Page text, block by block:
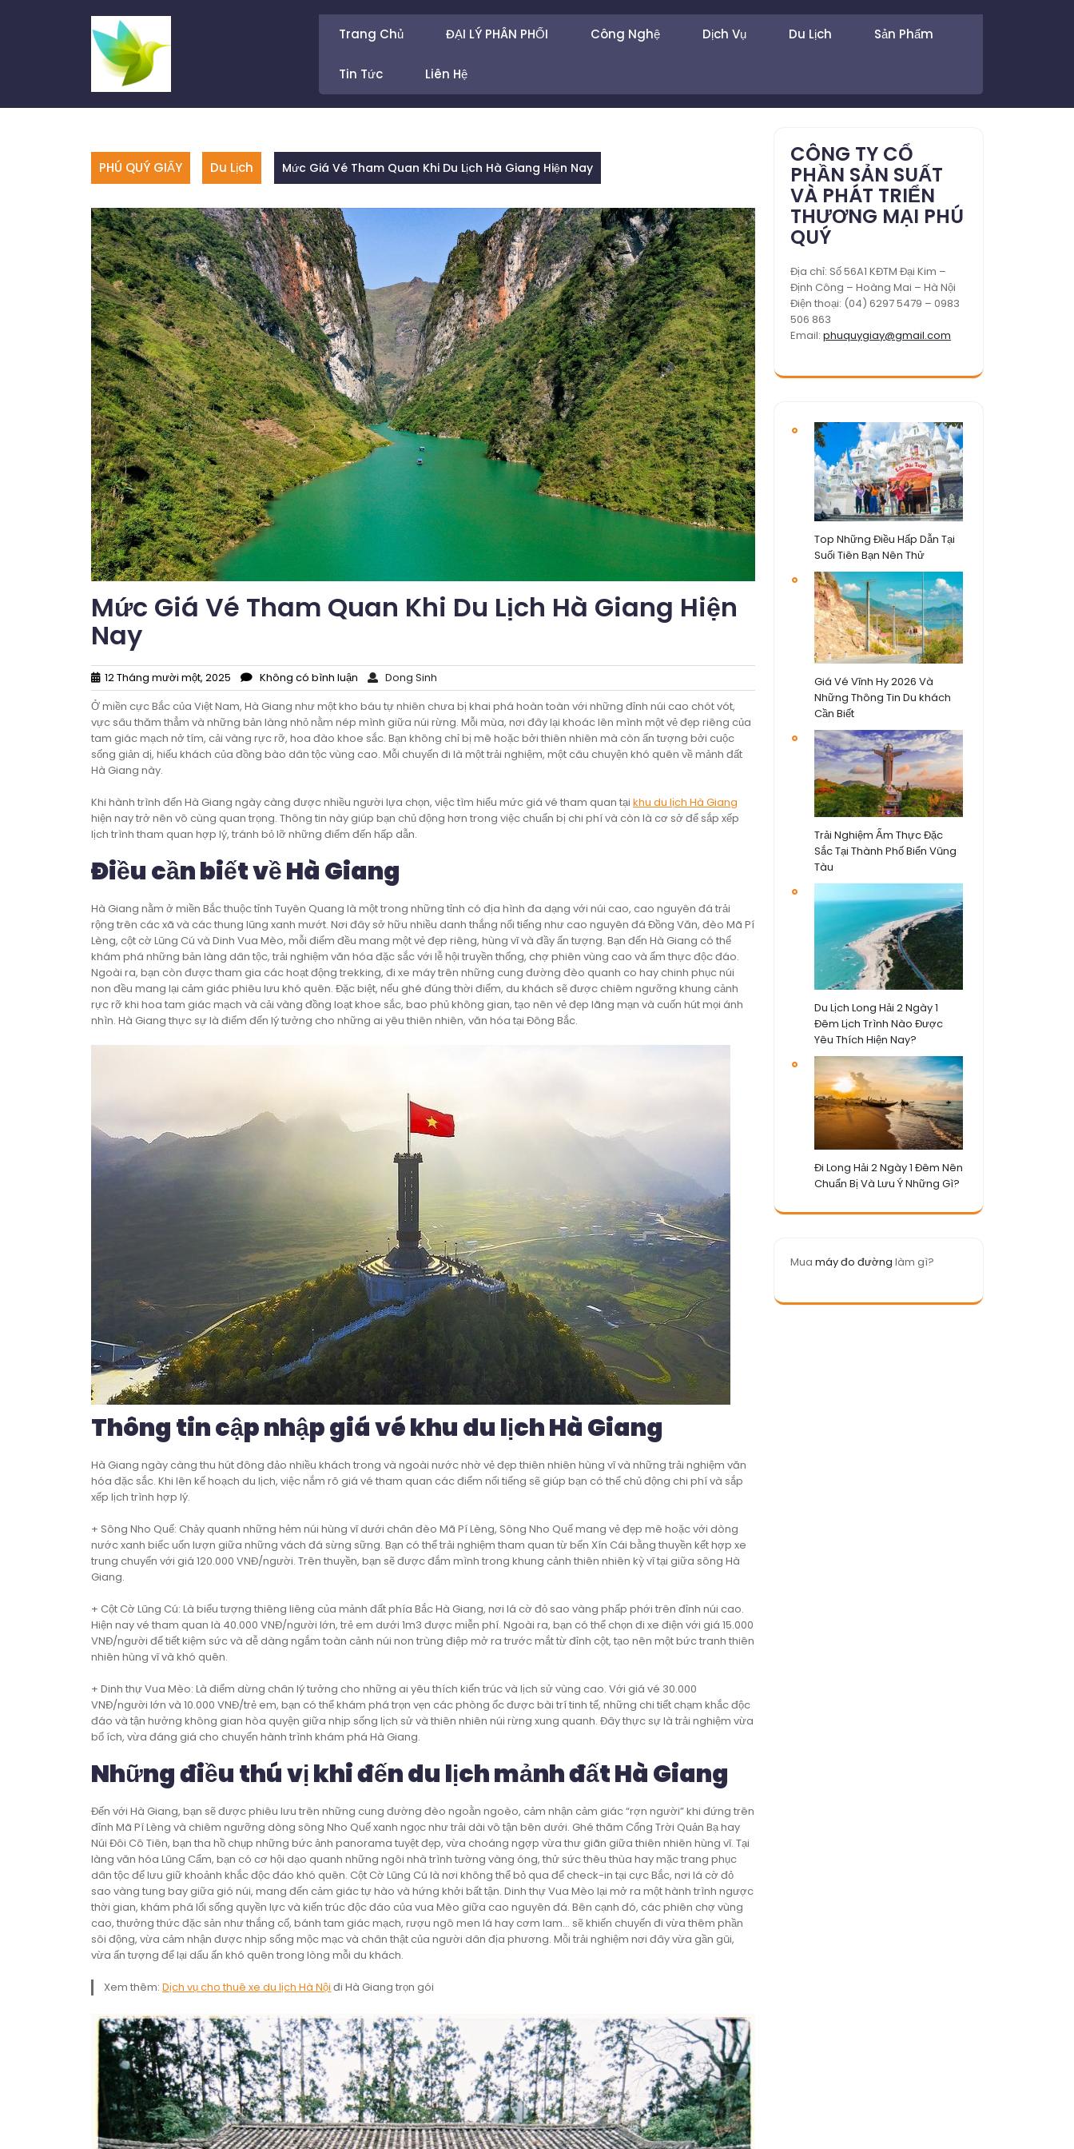
Trang Chủ ĐẠI LÝ PHÂN PHỐI Công Nghệ Dịch Vụ Du Lịch Sản Phẩm
Tin Tức Liên Hệ
PHÚ QUÝ GIẤY Du Lịch Mức Giá Vé Tham Quan Khi Du Lịch Hà Giang Hiện Nay
Mức Giá Vé Tham Quan Khi Du Lịch Hà Giang Hiện
Nay
12 Tháng mười một, 2025 Không có bình luận
Dong Sinh
Ở miền cực Bắc của Việt Nam, Hà Giang như một kho báu tự nhiên chưa bị khai phá hoàn toàn với những đỉnh núi cao chót vót,
vực sâu thăm thẳm và những bản làng nhỏ nằm nép mình giữa núi rừng. Mỗi mùa, nơi đây lại khoác lên mình một vẻ đẹp riêng của
tam giác mạch nở tím, cải vàng rực rỡ, hoa đào khoe sắc. Bạn không chỉ bị mê hoặc bởi thiên nhiên mà còn ấn tượng bởi cuộc
sống giản dị, hiếu khách của đồng bào dân tộc vùng cao. Mỗi chuyến đi là một trải nghiệm, một câu chuyện khó quên về mảnh đất
Hà Giang này.
Khi hành trình đến Hà Giang ngày càng được nhiều người lựa chọn, việc tìm hiểu mức giá vé tham quan tại khu du lịch Hà Giang
hiện nay trở nên vô cùng quan trọng. Thông tin này giúp bạn chủ động hơn trong việc chuẩn bị chi phí và còn là cơ sở để sắp xếp
lịch trình tham quan hợp lý, tránh bỏ lỡ những điểm đến hấp dẫn.
Điều cần biết về Hà Giang
Hà Giang nằm ở miền Bắc thuộc tỉnh Tuyên Quang là một trong những tỉnh có địa hình đa dạng với núi cao, cao nguyên đá trải
rộng trên các xã và các thung lũng xanh mướt. Nơi đây sở hữu nhiều danh thắng nổi tiếng như cao nguyên đá Đồng Văn, đèo Mã Pí
Lèng, cột cờ Lũng Cú và Dinh Vua Mèo, mỗi điểm đều mang một vẻ đẹp riêng, hùng vĩ và đầy ấn tượng. Bạn đến Hà Giang có thể
khám phá những bản làng dân tộc, trải nghiệm văn hóa đặc sắc với lễ hội truyền thống, chợ phiên vùng cao và ẩm thực độc đáo.
Ngoài ra, bạn còn được tham gia các hoạt động trekking, đi xe máy trên những cung đường đèo quanh co hay chinh phục núi
non đều mang lại cảm giác phiêu lưu khó quên. Đặc biệt, nếu ghé đúng thời điểm, du khách sẽ được chiêm ngưỡng khung cảnh
rực rỡ khi hoa tam giác mạch và cải vàng đồng loạt khoe sắc, bao phủ không gian, tạo nên vẻ đẹp lãng mạn và cuốn hút mọi ánh
nhìn. Hà Giang thực sự là điểm đến lý tưởng cho những ai yêu thiên nhiên, văn hóa tại Đông Bắc.
Thông tin cập nhập giá vé khu du lịch Hà Giang
Hà Giang ngày càng thu hút đông đảo nhiều khách trong và ngoài nước nhờ vẻ đẹp thiên nhiên hùng vĩ và những trải nghiệm văn
hóa đặc sắc. Khi lên kế hoạch du lịch, việc nắm rõ giá vé tham quan các điểm nổi tiếng sẽ giúp bạn có thể chủ động chi phí và sắp
xếp lịch trình hợp lý.
+ Sông Nho Quế: Chảy quanh những hẻm núi hùng vĩ dưới chân đèo Mã Pí Lèng, Sông Nho Quế mang vẻ đẹp mê hoặc với dòng
nước xanh biếc uốn lượn giữa những vách đá sừng sững. Bạn có thể trải nghiệm tham quan từ bến Xín Cái bằng thuyền kết hợp xe
trung chuyển với giá 120.000 VNĐ/người. Trên thuyền, bạn sẽ được đắm mình trong khung cảnh thiên nhiên kỳ vĩ tại giữa sông Hà
Giang.
+ Cột Cờ Lũng Cú: Là biểu tượng thiêng liêng của mảnh đất phía Bắc Hà Giang, nơi lá cờ đỏ sao vàng phấp phới trên đỉnh núi cao.
Hiện nay vé tham quan là 40.000 VNĐ/người lớn, trẻ em dưới 1m3 được miễn phí. Ngoài ra, bạn có thể chọn đi xe điện với giá 15.000
VNĐ/người để tiết kiệm sức và dễ dàng ngắm toàn cảnh núi non trùng điệp mở ra trước mắt từ đỉnh cột, tạo nên một bức tranh thiên
nhiên hùng vĩ và khó quên.
+ Dinh thự Vua Mèo: Là điểm dừng chân lý tưởng cho những ai yêu thích kiến trúc và lịch sử vùng cao. Với giá vé 30.000
VNĐ/người lớn và 10.000 VNĐ/trẻ em, bạn có thể khám phá trọn vẹn các phòng ốc được bài trí tinh tế, những chi tiết chạm khắc độc
đáo và tận hưởng không gian hòa quyện giữa nhịp sống lịch sử và thiên nhiên núi rừng xung quanh. Đây thực sự là trải nghiệm vừa
bổ ích, vừa đáng giá cho chuyến hành trình khám phá Hà Giang.
Những điều thú vị khi đến du lịch mảnh đất Hà Giang
Đến với Hà Giang, bạn sẽ được phiêu lưu trên những cung đường đèo ngoằn ngoèo, cảm nhận cảm giác “rợn người” khi đứng trên
đỉnh Mã Pí Lèng và chiêm ngưỡng dòng sông Nho Quế xanh ngọc như trải dài vô tận bên dưới. Ghé thăm Cổng Trời Quản Bạ hay
Núi Đôi Cô Tiên, bạn tha hồ chụp những bức ảnh panorama tuyệt đẹp, vừa choáng ngợp vừa thư giãn giữa thiên nhiên hùng vĩ. Tại
làng văn hóa Lũng Cẩm, bạn có cơ hội dạo quanh những ngôi nhà trình tường vàng óng, thử sức thêu thùa hay mặc trang phục
dân tộc để lưu giữ khoảnh khắc độc đáo khó quên. Cột Cờ Lũng Cú là nơi không thể bỏ qua để check-in tại cực Bắc, nơi lá cờ đỏ
sao vàng tung bay giữa gió núi, mang đến cảm giác tự hào và hứng khởi bất tận. Dinh thự Vua Mèo lại mở ra một hành trình ngược
thời gian, khám phá lối sống quyền lực và kiến trúc độc đáo của vua Mèo giữa cao nguyên đá. Bên cạnh đó, các phiên chợ vùng
cao, thưởng thức đặc sản như thắng cố, bánh tam giác mạch, rượu ngô men lá hay cơm lam… sẽ khiến chuyến đi vừa thêm phần
sôi động, vừa cảm nhận được nhịp sống mộc mạc và chân thật của người dân địa phương. Mỗi trải nghiệm nơi đây vừa gần gũi,
vừa ấn tượng để lại dấu ấn khó quên trong lòng mỗi du khách.
Xem thêm:Dịch vụ cho thuê xe du lịch Hà Nội đi Hà Giang trọn gói
CÔNG TY CỔ
PHẦN SẢN SUẤT
VÀ PHÁT TRIỂN
THƯƠNG MẠI PHÚ
QUÝ
Địa chỉ: Số 56A1 KĐTM Đại Kim –
Định Công – Hoàng Mai – Hà Nội
Điện thoại: (04) 6297 5479 – 0983
506 863
Email: phuquygiay@gmail.com
Top Những Điều Hấp Dẫn Tại
Suối Tiên Bạn Nên Thử
Giá Vé Vĩnh Hy 2026 Và
Những Thông Tin Du khách
Cần Biết
Trải Nghiệm Ẩm Thực Đặc
Sắc Tại Thành Phố Biển Vũng
Tàu
Du Lịch Long Hải 2 Ngày 1
Đêm Lịch Trình Nào Được
Yêu Thích Hiện Nay?
Đi Long Hải 2 Ngày 1 Đêm Nên
Chuẩn Bị Và Lưu Ý Những Gì?
Mua máy đo đường làm gì?